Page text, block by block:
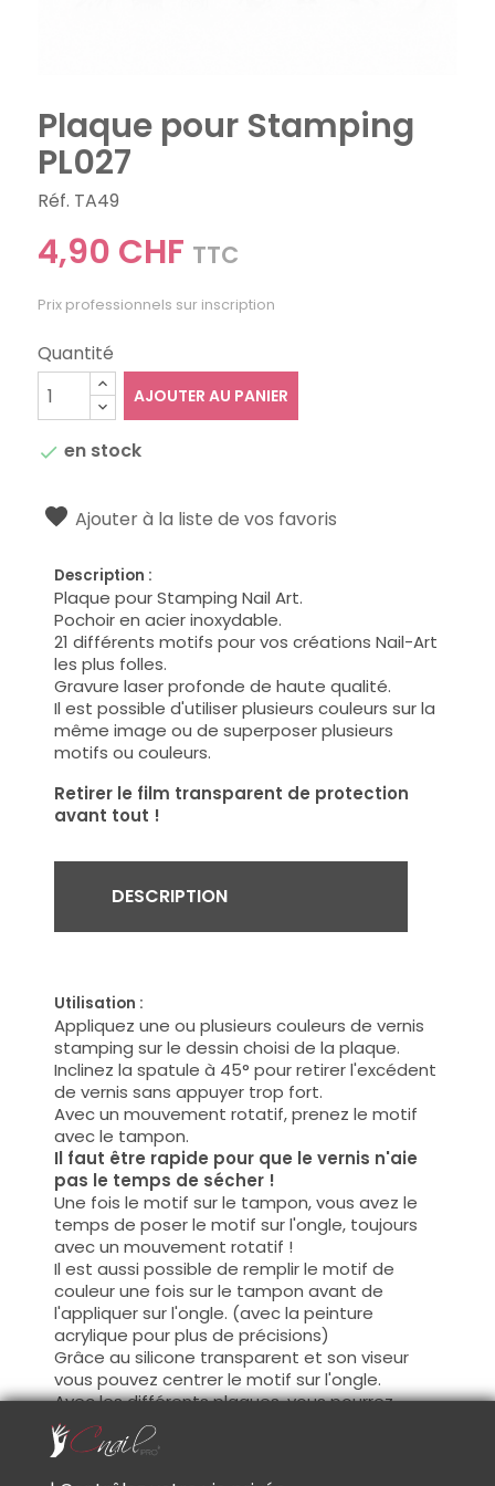
Plaque pour Stamping
PL027
Réf. TA49
4,90 CHF TTC
Prix professionnels sur inscription
Quantité
AJOUTER AU PANIER
 en stock
Ajouter à la liste de vos favoris
Description :
Plaque pour Stamping Nail Art.
Pochoir en acier inoxydable.
21 différents motifs pour vos créations Nail-Art
les plus folles.
Gravure laser profonde de haute qualité.
Il est possible d'utiliser plusieurs couleurs sur la
même image ou de superposer plusieurs
motifs ou couleurs.
Retirer le film transparent de protection
avant tout !
DESCRIPTION
Utilisation :
Appliquez une ou plusieurs couleurs de vernis
stamping sur le dessin choisi de la plaque.
Inclinez la spatule à 45° pour retirer l'excédent
de vernis sans appuyer trop fort.
Avec un mouvement rotatif, prenez le motif
avec le tampon.
Il faut être rapide pour que le vernis n'aie
pas le temps de sécher !
Une fois le motif sur le tampon, vous avez le
temps de poser le motif sur l'ongle, toujours
avec un mouvement rotatif !
Il est aussi possible de remplir le motif de
couleur une fois sur le tampon avant de
l'appliquer sur l'ongle. (avec la peinture
acrylique pour plus de précisions)
Grâce au silicone transparent et son viseur
vous pouvez centrer le motif sur l'ongle.
Avec les différents plaques, vous pourrez
créer tout styles de Nail-Art.
Il est aussi possible de superposer plusieurs